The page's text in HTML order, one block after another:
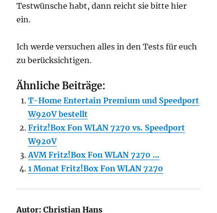
Testwünsche habt, dann reicht sie bitte hier
ein.
Ich werde versuchen alles in den Tests für euch
zu berücksichtigen.
Ähnliche Beiträge:
T-Home Entertain Premium und Speedport
W920V bestellt
Fritz!Box Fon WLAN 7270 vs. Speedport
W920V
AVM Fritz!Box Fon WLAN 7270 …
1 Monat Fritz!Box Fon WLAN 7270
Autor: Christian Hans